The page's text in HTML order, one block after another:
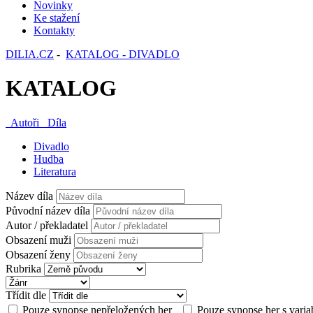
Novinky
Ke stažení
Kontakty
DILIA.CZ - KATALOG - DIVADLO
KATALOG
Autoři
Díla
Divadlo
Hudba
Literatura
Název díla
Původní název díla
Autor / překladatel
Obsazení muži
Obsazení ženy
Rubrika
Třídit dle
Pouze synopse nepřeložených her
Pouze synopse her s